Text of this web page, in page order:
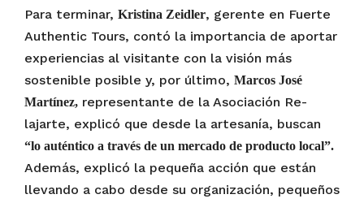
Para terminar, Kristina Zeidler, gerente en Fuerte
Authentic Tours, contó la importancia de aportar
experiencias al visitante con la visión más
sostenible posible y, por último, Marcos José
Martínez, representante de la Asociación Re-
lajarte, explicó que desde la artesanía, buscan
“lo auténtico a través de un mercado de producto local”.
Además, explicó la pequeña acción que están
llevando a cabo desde su organización, pequeños